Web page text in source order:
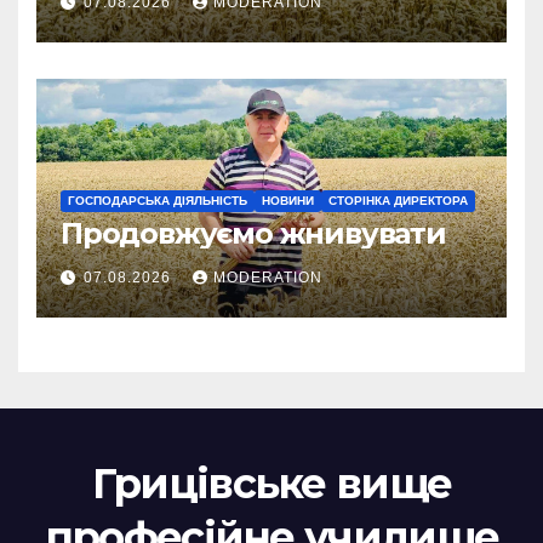
справжнє українське літо
ГОСПОДАРСЬКА ДІЯЛЬНІСТЬ НОВИНИ СТОРІНКА ДИРЕКТОРА
Продовжуємо жнивувати
07.08.2026 MODERATION
Грицівське вище